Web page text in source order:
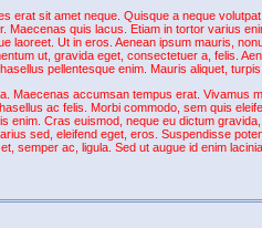
erat sit amet neque. Quisque a neque
Maecenas quis lacus. Etiam in tortor varius
laoreet. Ut in eros. Aenean ipsum mauris,
ut, gravida eget, consectetuer a, felis.
pellentesque enim. Mauris aliquet,
Maecenas accumsan tempus erat. Vivamus
ac felis. Morbi commodo, sem quis
enim. Cras euismod, neque eu dictum
sed, eleifend eget, eros. Suspendisse
semper ac, ligula. Sed ut augue id enim